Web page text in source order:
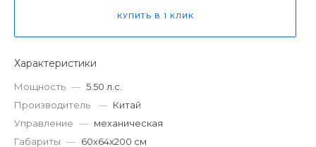
КУПИТЬ В 1 КЛИК
Характеристики
Мощность — 5.50 л.с.
Производитель
— Китай
Управление — механическая
Габариты — 60x64x200 см